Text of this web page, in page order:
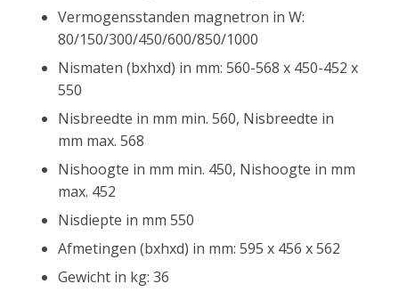
Vermogensstanden magnetron in W:
80/150/300/450/600/850/1000
Nismaten (bxhxd) in mm: 560-568 x 450-452 x
550
Nisbreedte in mm min. 560, Nisbreedte in
mm max. 568
Nishoogte in mm min. 450, Nishoogte in mm
max. 452
Nisdiepte in mm 550
Afmetingen (bxhxd) in mm: 595 x 456 x 562
Gewicht in kg: 36